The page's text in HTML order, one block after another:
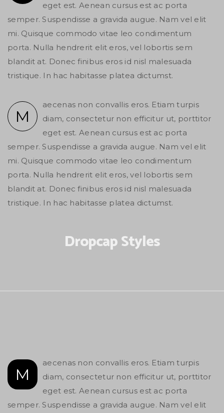
Dropcap Styles
eget est. Aenean cursus est ac porta
semper. Suspendisse a gravida augue. Nam vel elit
mi. Quisque commodo vitae leo condimentum
porta. Nulla hendrerit elit eros, vel lobortis sem
blandit at. Donec finibus eros id nisl malesuada
tristique. In hac habitasse platea dictumst.
M
aecenas non convallis eros. Etiam turpis
diam, consectetur non efficitur ut, porttitor
eget est. Aenean cursus est ac porta
semper. Suspendisse a gravida augue. Nam vel elit
mi. Quisque commodo vitae leo condimentum
porta. Nulla hendrerit elit eros, vel lobortis sem
blandit at. Donec finibus eros id nisl malesuada
tristique. In hac habitasse platea dictumst.
M
aecenas non convallis eros. Etiam turpis
diam, consectetur non efficitur ut, porttitor
eget est. Aenean cursus est ac porta
semper. Suspendisse a gravida augue. Nam vel elit